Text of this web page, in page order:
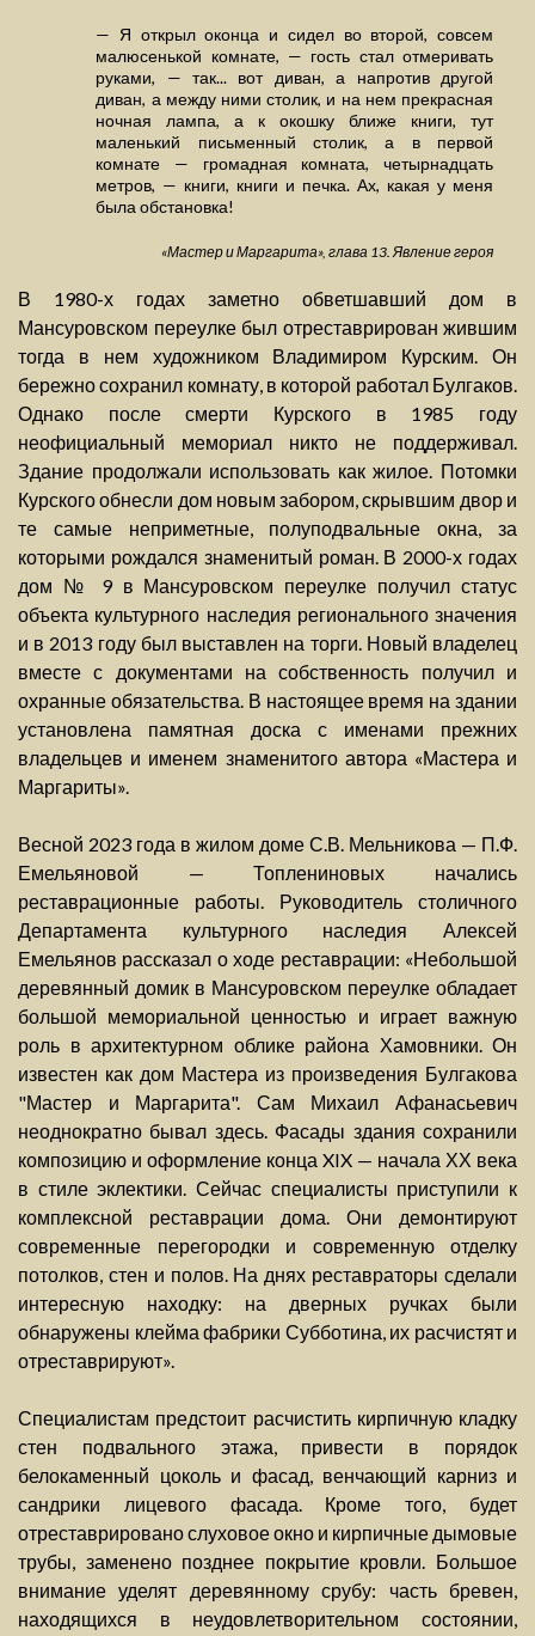
— Я открыл оконца и сидел во второй, совсем
малюсенькой комнате, — гость стал отмеривать
руками, — так... вот диван, а напротив другой
диван, а между ними столик, и на нем прекрасная
ночная лампа, а к окошку ближе книги, тут
маленький письменный столик, а в первой
комнате — громадная комната, четырнадцать
метров, — книги, книги и печка. Ах, какая у меня
была обстановка!
«Мастер и Маргарита», глава 13. Явление героя
В 1980-х годах заметно обветшавший дом в
Мансуровском переулке был отреставрирован жившим
тогда в нем художником Владимиром Курским. Он
бережно сохранил комнату, в которой работал Булгаков.
Однако после смерти Курского в 1985 году
неофициальный мемориал никто не поддерживал.
Здание продолжали использовать как жилое. Потомки
Курского обнесли дом новым забором, скрывшим двор и
те самые неприметные, полуподвальные окна, за
которыми рождался знаменитый роман. В 2000-х годах
дом № 9 в Мансуровском переулке получил статус
объекта культурного наследия регионального значения
и в 2013 году был выставлен на торги. Новый владелец
вместе с документами на собственность получил и
охранные обязательства. В настоящее время на здании
установлена памятная доска с именами прежних
владельцев и именем знаменитого автора «Мастера и
Маргариты».
Весной 2023 года в жилом доме С.В. Мельникова — П.Ф.
Емельяновой — Топлениновых начались
реставрационные работы. Руководитель столичного
Департамента культурного наследия Алексей
Емельянов рассказал о ходе реставрации: «Небольшой
деревянный домик в Мансуровском переулке обладает
большой мемориальной ценностью и играет важную
роль в архитектурном облике района Хамовники. Он
известен как дом Мастера из произведения Булгакова
"Мастер и Маргарита". Сам Михаил Афанасьевич
неоднократно бывал здесь. Фасады здания сохранили
композицию и оформление конца XIX — начала ХХ века
в стиле эклектики. Сейчас специалисты приступили к
комплексной реставрации дома. Они демонтируют
современные перегородки и современную отделку
потолков, стен и полов. На днях реставраторы сделали
интересную находку: на дверных ручках были
обнаружены клейма фабрики Субботина, их расчистят и
отреставрируют».
Специалистам предстоит расчистить кирпичную кладку
стен подвального этажа, привести в порядок
белокаменный цоколь и фасад, венчающий карниз и
сандрики лицевого фасада. Кроме того, будет
отреставрировано слуховое окно и кирпичные дымовые
трубы, заменено позднее покрытие кровли. Большое
внимание уделят деревянному срубу: часть бревен,
находящихся в неудовлетворительном состоянии,